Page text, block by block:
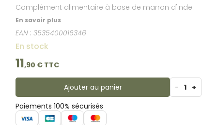
Complément alimentaire à base de marron d'inde.
En savoir plus
EAN :3535400016346
En stock
11,90 € TTC
Ajouter au panier - 1 +
Paiements 100% sécurisés